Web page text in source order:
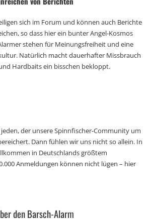
sich im Forum und können auch Berichte
so dass hier ein bunter Angel-Kosmos
stehen für Meinungsfreiheit und eine
Natürlich macht dauerhafter Missbrauch
Hardbaits ein bisschen bekloppt.
der unsere Spinnfischer-Community um
Dann fühlen wir uns nicht so allein. In
in Deutschlands größtem
Anmeldungen können nicht lügen – hier
den Barsch-Alarm